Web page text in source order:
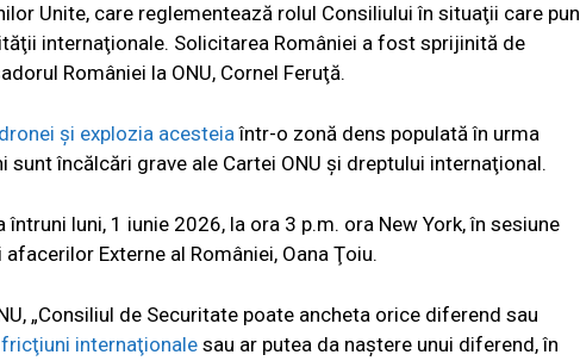
Unite, care reglementează rolul Consiliului în situaţii care pun
internaţionale. Solicitarea României a fost sprijinită de
României la ONU, Cornel Feruţă.
şi explozia acesteiaîntr-o zonă dens populată în urma
încălcări grave ale Cartei ONU şi dreptului internaţional.
întruni luni, 1 iunie 2026, la ora 3 p.m. ora New York, în sesiune
Externe al României, Oana Ţoiu.
„Consiliul de Securitate poate ancheta orice diferend sau
fricţiuni internaţionale sau ar putea da naştere unui diferend, în